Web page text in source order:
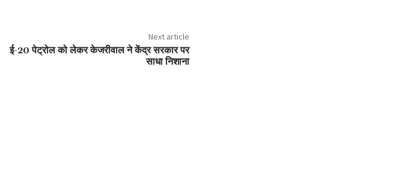
Next article
ई-20 पेट्रोल को लेकर केजरीवाल ने केंद्र सरकार पर
साधा निशाना